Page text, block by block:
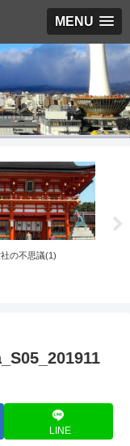
MENU
の不思議(1)
LINE